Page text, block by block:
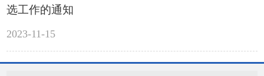
选工作的通知
2023-11-15